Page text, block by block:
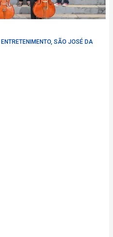
ENTRETENIMENTO, SÃO JOSÉ DA